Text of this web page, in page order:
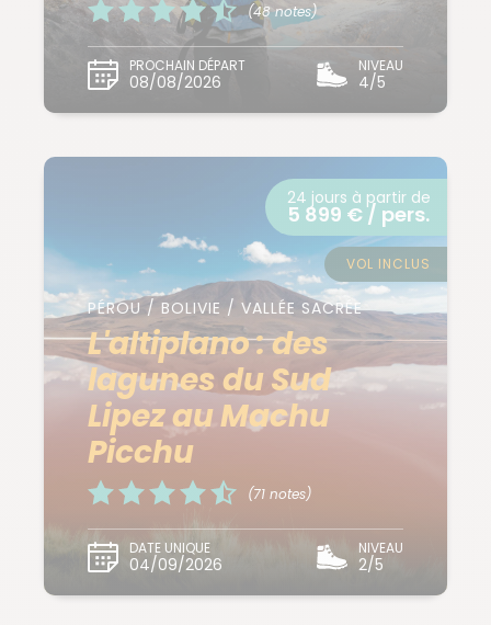
(48 notes)
PROCHAIN DÉPART
08/08/2026
NIVEAU
4/5
PÉROU / BOLIVIE / VALLÉE SACRÉE
L'altiplano : des
lagunes du Sud
Lipez au Machu
Picchu
(71 notes)
DATE UNIQUE
04/09/2026
NIVEAU
2/5
24 jours à partir de
5 899 € / pers.
VOL INCLUS